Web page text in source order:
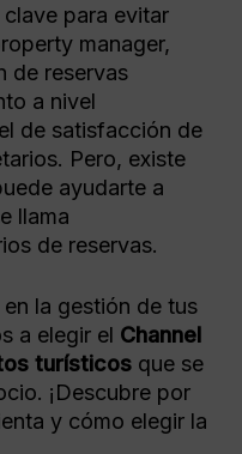
para evitar
manager,
de reservas
a nivel
de satisfacción de
Pero, existe
ayudarte a
llama
de reservas.
la gestión de tus
a elegir el Channel
turísticosque se
¡Descubre por
y cómo elegir la